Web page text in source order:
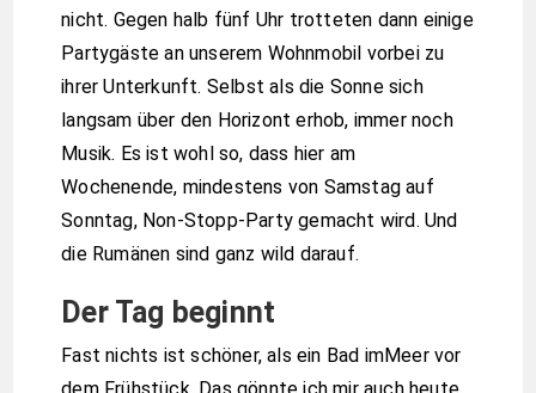
nicht. Gegen halb fünf Uhr trotteten dann einige
Partygäste an unserem Wohnmobil vorbei zu
ihrer Unterkunft. Selbst als die Sonne sich
langsam über den Horizont erhob, immer noch
Musik. Es ist wohl so, dass hier am
Wochenende, mindestens von Samstag auf
Sonntag, Non-Stopp-Party gemacht wird. Und
die Rumänen sind ganz wild darauf.
Der Tag beginnt
Fast nichts ist schöner, als ein Bad imMeer vor